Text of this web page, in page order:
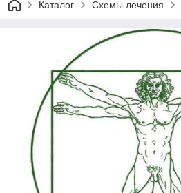
Каталог Схемы лечения